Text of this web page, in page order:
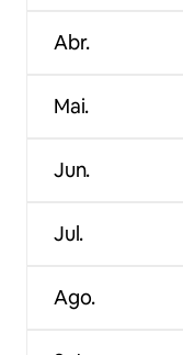
Abr.
Mai.
Jun.
Jul.
Ago.